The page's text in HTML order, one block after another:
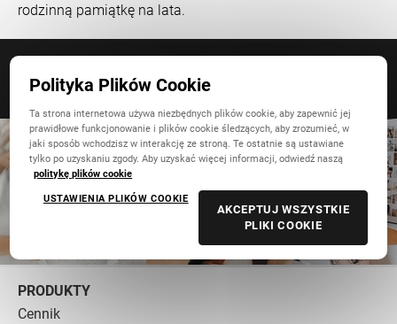
rodzinną pamiątkę na lata.
PRODUKTY
Cennik
Polityka Plików Cookie
Ta strona internetowa używa niezbędnych plików cookie, aby zapewnić jej
prawidłowe funkcjonowanie i plików cookie śledzących, aby zrozumieć, w
jaki sposób wchodzisz w interakcję ze stroną. Te ostatnie są ustawiane
tylko po uzyskaniu zgody. Aby uzyskać więcej informacji, odwiedź naszą
politykę plików cookie
USTAWIENIA PLIKÓW COOKIE
AKCEPTUJ WSZYSTKIE
PLIKI COOKIE